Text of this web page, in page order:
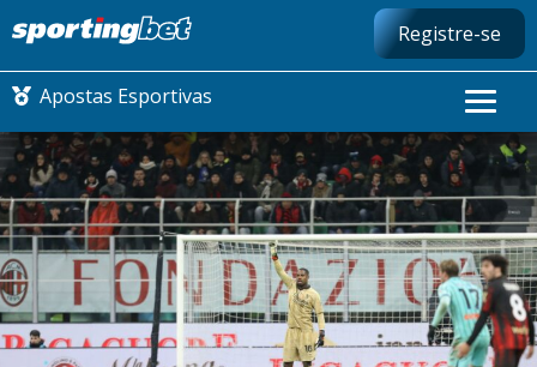
Registre-se
Apostas Esportivas
CONMEBOL LIBERTADORES
FUTEBOL NACIONAL
FUTEBOL INTERNACIONAL